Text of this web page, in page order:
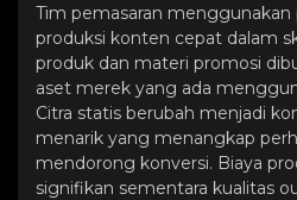
Tim pemasaran
produksi konten cepat dalam
produk dan materi promosi
aset merek yang ada
Citra statis berubah menjadi
menarik yang menangkap
mendorong konversi. Biaya
signifikan sementara kualitas